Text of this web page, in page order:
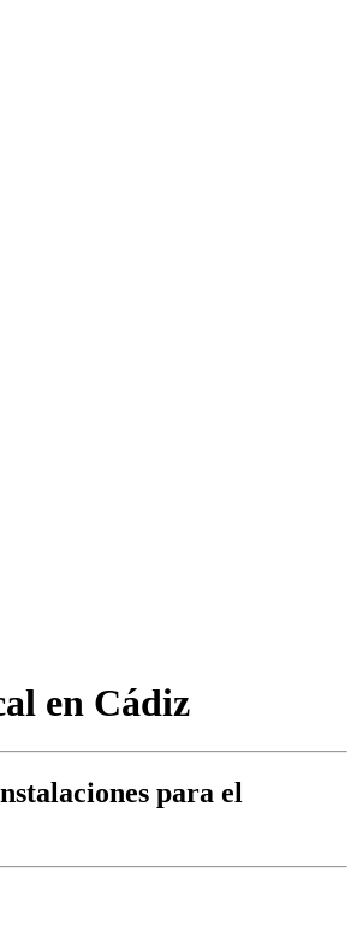
en Cádiz
para el